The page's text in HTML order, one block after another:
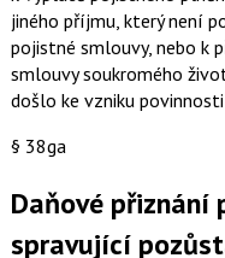
jiného příjmu, který není
pojistné smlouvy, nebo k
smlouvy soukromého
došlo ke vzniku
§ 38ga
Daňové přiznání
spravující